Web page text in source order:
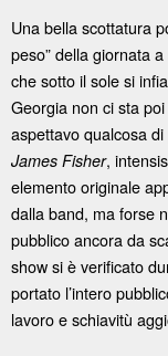
Una bella scottatura
peso” della giornata
che sotto il sole si
Georgia non ci sta
aspettavo qualcosa
James Fisher,
elemento originale
dalla band, ma forse
pubblico ancora da
show si è verificato
portato l’intero
lavoro e schiavitù